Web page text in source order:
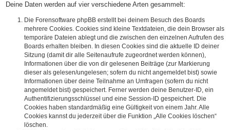
Deine Daten werden auf vier verschiedene Arten gesammelt:
Die Forensoftware phpBB erstellt bei deinem Besuch des Boards
mehrere Cookies. Cookies sind kleine Textdateien, die dein Browser als
temporäre Dateien ablegt und die zwischen den einzelnen Aufrufen des
Boards erhalten bleiben. In diesen Cookies sind die aktuelle ID deiner
Sitzung (damit dir alle Seitenaufrufe zugeordnet werden können),
Informationen über die von dir gelesenen Beiträge (zur Markierung
dieser als gelesen/ungelesen; sofern du nicht angemeldet bist) sowie
Informationen über deine Teilnahme an Umfragen (sofern du nicht
angemeldet bist) gespeichert. Ferner werden deine Benutzer-ID, ein
Authentifizierungsschlüssel und eine Session-ID gespeichert. Die
Cookies haben standardmäßig eine Gültigkeit von einem Jahr. Alle
Cookies kannst du jederzeit über die Funktion „Alle Cookies löschen“
löschen.